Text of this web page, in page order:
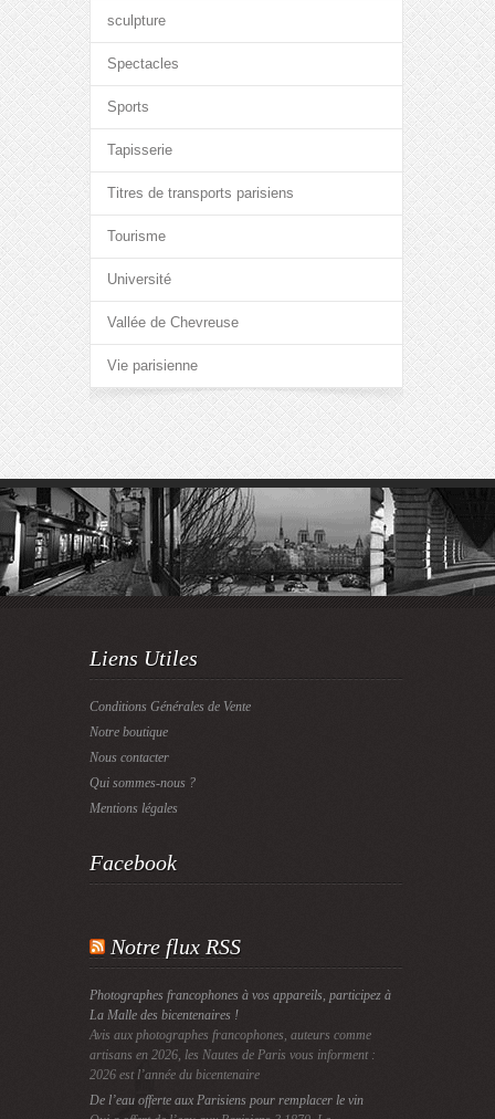
sculpture
Spectacles
Sports
Tapisserie
Titres de transports parisiens
Tourisme
Université
Vallée de Chevreuse
Vie parisienne
Liens Utiles
Conditions Générales de Vente
Notre boutique
Nous contacter
Qui sommes-nous ?
Mentions légales
Facebook
Notre flux RSS
Photographes francophones à vos appareils, participez à
La Malle des bicentenaires !
Avis aux photographes francophones, auteurs comme
artisans en 2026, les Nautes de Paris vous informent :
2026 est l’année du bicentenaire
De l’eau offerte aux Parisiens pour remplacer le vin